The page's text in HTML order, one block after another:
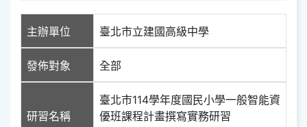
主辦單位 臺北市立建國高級中學
發佈對象 全部
研習名稱
臺北市114學年度國民小學一般智能資
優班課程計畫撰寫實務研習